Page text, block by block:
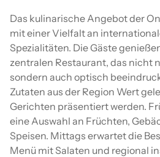
Das kulinarische Angebot der
mit einer Vielfalt an
Spezialitäten. Die Gäste
zentralen Restaurant, das nicht
sondern auch optisch
Zutaten aus der Region Wert
Gerichten präsentiert werden.
eine Auswahl an Früchten,
Speisen. Mittags erwartet die
Menü mit Salaten und regional